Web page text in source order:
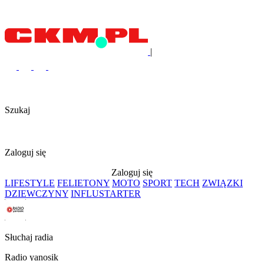
|
Szukaj
Zaloguj się
Zaloguj się
LIFESTYLE FELIETONY MOTO SPORT TECH ZWIĄZKI
DZIEWCZYNY INFLUSTARTER
Słuchaj radia
Radio yanosik